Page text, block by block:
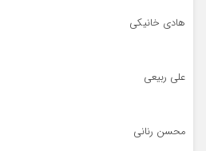
هادی خانیکی
علی ربیعی
محسن رنانی